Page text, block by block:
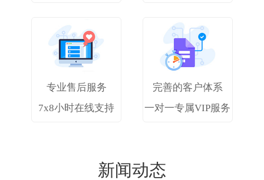
专业售后服务
7x8小时在线支持
完善的客户体系
一对一专属VIP服务
新闻动态